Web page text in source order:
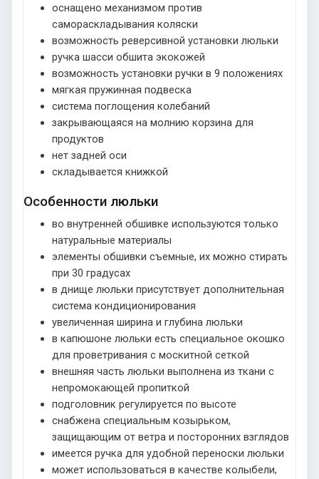
оснащено механизмом против
самораскладывания коляски
возможность реверсивной установки люльки
ручка шасси обшита экокожей
возможность установки ручки в 9 положениях
мягкая пружинная подвеска
система поглощения колебаний
закрывающаяся на молнию корзина для
продуктов
нет задней оси
складывается книжкой
Особенности люльки
во внутренней обшивке используются только
натуральные материалы
элементы обшивки съемные, их можно стирать
при 30 градусах
в днище люльки присутствует дополнительная
система кондиционирования
увеличенная ширина и глубина люльки
в капюшоне люльки есть специальное окошко
для проветривания с москитной сеткой
внешняя часть люльки выполнена из ткани с
непромокающей пропиткой
подголовник регулируется по высоте
снабжена специальным козырьком,
защищающим от ветра и посторонних взглядов
имеется ручка для удобной переноски люльки
может использоваться в качестве колыбели,